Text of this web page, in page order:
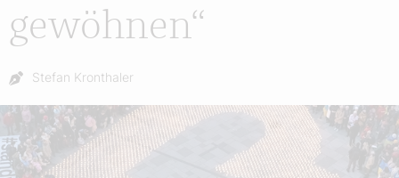
gewöhnen“
Autor:
Stefan Kronthaler